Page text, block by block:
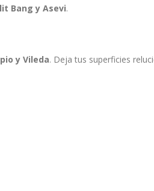
Bang y Asevi.
y Vileda. Deja tus superficies